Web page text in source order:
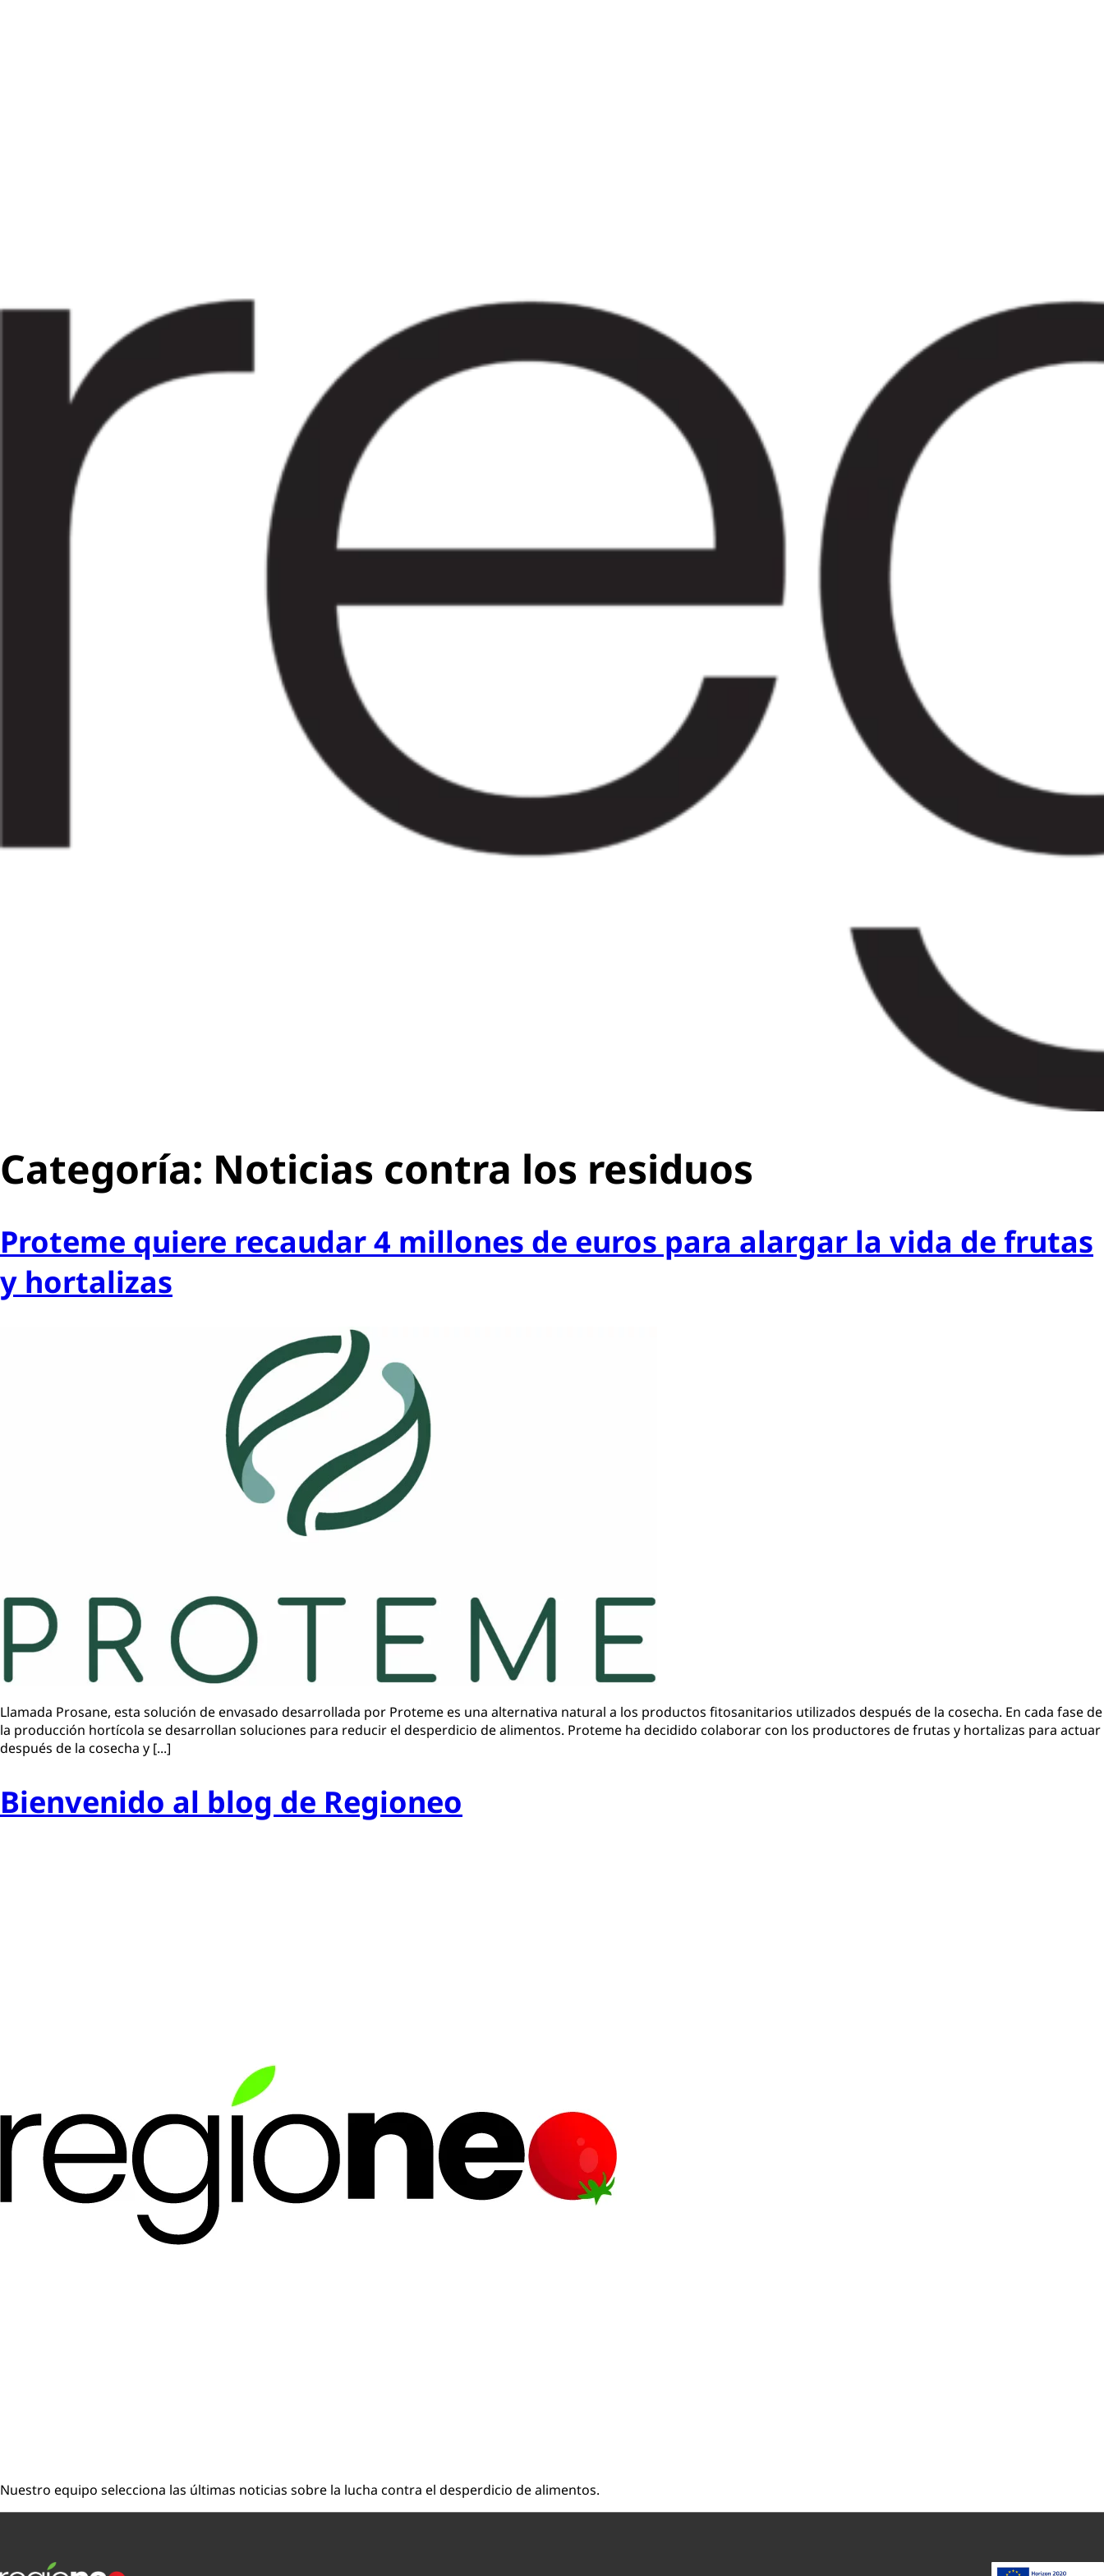
Categoría: Noticias contra los residuos
Proteme quiere recaudar 4 millones de euros para alargar la vida de frutas
y hortalizas
Llamada Prosane, esta solución de envasado desarrollada por Proteme es una alternativa natural a los productos fitosanitarios utilizados después de la cosecha. En cada fase de
la producción hortícola se desarrollan soluciones para reducir el desperdicio de alimentos. Proteme ha decidido colaborar con los productores de frutas y hortalizas para actuar
después de la cosecha y [...]
Bienvenido al blog de Regioneo
Nuestro equipo selecciona las últimas noticias sobre la lucha contra el desperdicio de alimentos.